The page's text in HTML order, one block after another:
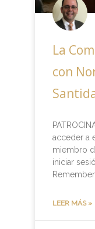
La
con
acceder a
miembro
iniciar
LEER MÁS »